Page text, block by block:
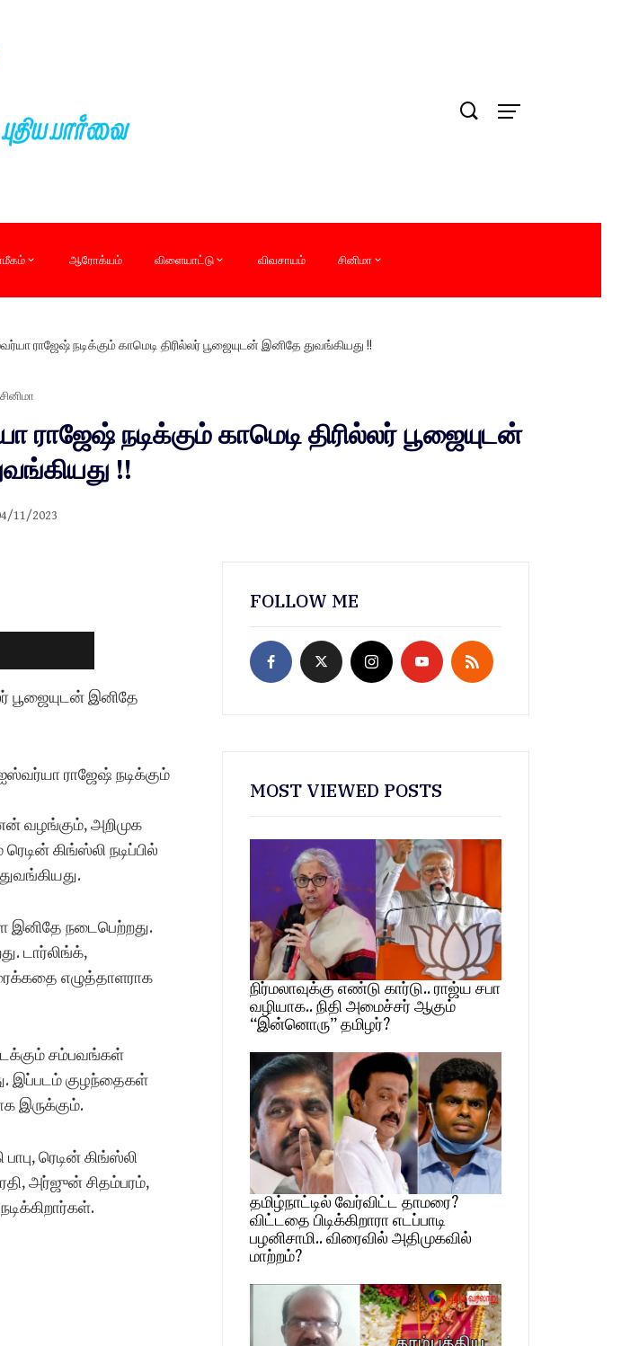
ஆரோக்யம் விளையாட்டு விவசாயம் சினிமா
ராஜேஷ் நடிக்கும் காமெடி திரில்லர் பூஜையுடன் இனிதே துவங்கியது !!
சினிமா
நடிக்கும் காமெடி திரில்லர் பூஜையுடன்
!!
11/2023
பூஜையுடன் இனிதே
ராஜேஷ் நடிக்கும்
வழங்கும், அறிமுக
கிங்ஸ்லி நடிப்பில்
இனிதே நடைபெற்றது.
டார்லிங்க்,
எழுத்தாளராக
சம்பவங்கள்
இப்படம் குழந்தைகள்
இருக்கும்.
ரெடின் கிங்ஸ்லி
அர்ஜுன் சிதம்பரம்,
FOLLOW ME
MOST VIEWED POSTS
நிர்மலாவுக்கு எண்டு கார்டு.. ராஜ்ய சபா
வழியாக.. நிதி அமைச்சர் ஆகும்
“இன்னொரு” தமிழர்?
தமிழ்நாட்டில் வேர்விட்ட தாமரை?
விட்டதை பிடிக்கிறாரா எடப்பாடி
பழனிசாமி.. விரைவில் அதிமுகவில்
மாற்றம்?